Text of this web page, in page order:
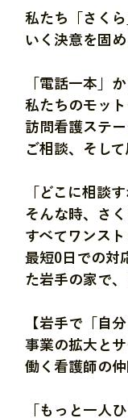
私たち「さく
いく決意を固
「電話一本」
私たちのモッ
訪問看護ステ
ご相談、そし
「どこに相談
そんな時、さ
すべてワンスト
最短0日での対
た岩手の家で
【岩手で「自
事業の拡大と
働く看護師の仲
「もっと一人